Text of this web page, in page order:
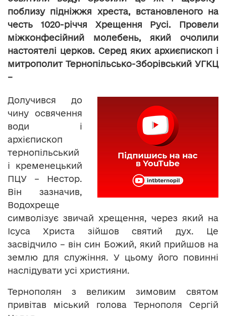
поблизу підніжжя хреста, встановленого на
честь 1020-річчя Хрещення Русі. Провели
міжконфесійний молебень, який очолили
настоятелі церков. Серед яких архиєпископ і
митрополит Тернопільсько-Зборівський УГКЦ
–
Долучився до
чину освячення
води і
архієпископ
тернопільський
і кременецький
ПЦУ – Нестор.
Він зазначив,
Водохреще
символізує звичай хрещення, через який на
Ісуса Христа зійшов святий дух. Це
засвідчило – він син Божий, який прийшов на
землю для служіння. У цьому його повинні
наслідувати усі християни.
Тернополян з великим зимовим святом
привітав міський голова Тернополя Сергій